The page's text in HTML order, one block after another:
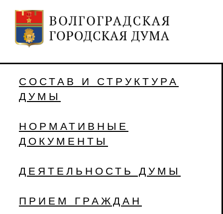
СОСТАВ И СТРУКТУРА
ДУМЫ
НОРМАТИВНЫЕ
ДОКУМЕНТЫ
ДЕЯТЕЛЬНОСТЬ ДУМЫ
ПРИЕМ ГРАЖДАН